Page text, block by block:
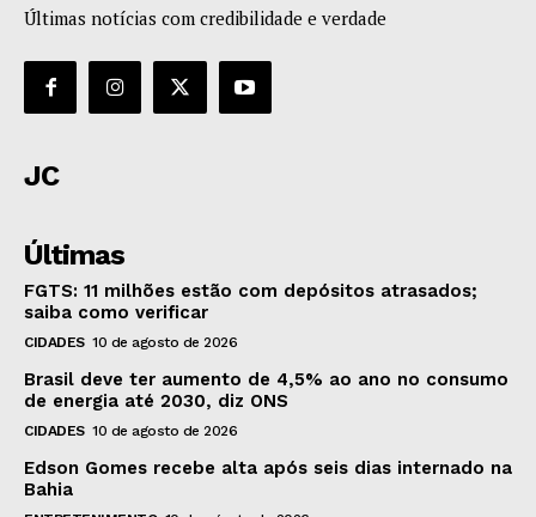
Últimas notícias com credibilidade e verdade
JC
Últimas
FGTS: 11 milhões estão com depósitos atrasados;
saiba como verificar
CIDADES 10 de agosto de 2026
Brasil deve ter aumento de 4,5% ao ano no consumo
de energia até 2030, diz ONS
CIDADES 10 de agosto de 2026
Edson Gomes recebe alta após seis dias internado na
Bahia